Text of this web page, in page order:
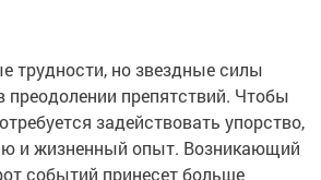
трудности, но звездные силы
препятствий. Чтобы
задействовать упорство,
и жизненный опыт. Возникающий
событий принесет больше